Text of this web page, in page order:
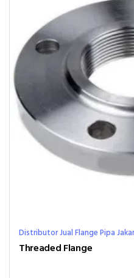
Distributor Jual Flange Pipa
Threaded Flange